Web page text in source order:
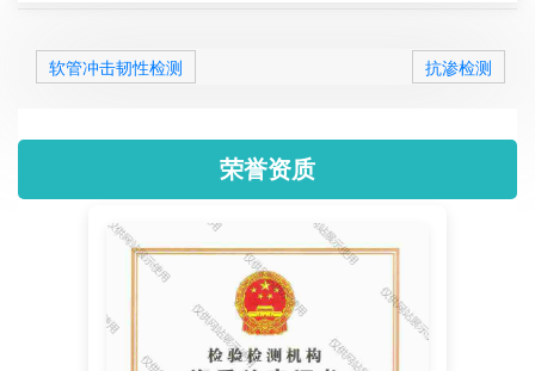
软管冲击韧性检测 抗渗检测
荣誉资质